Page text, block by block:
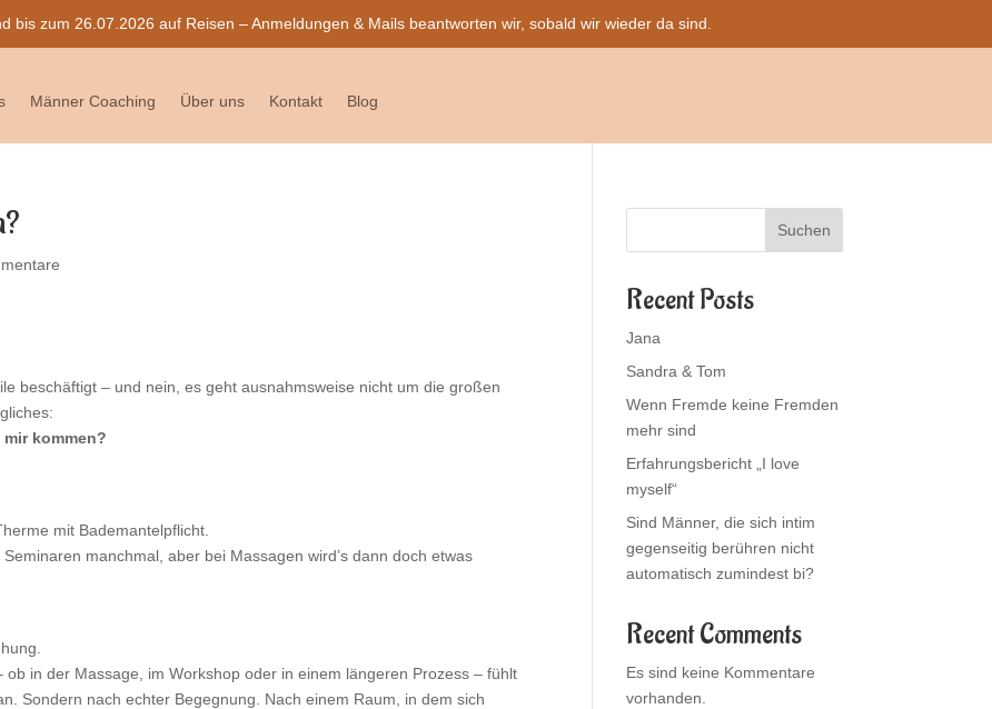
bis zum 26.07.2026 auf Reisen – Anmeldungen & Mails beantworten wir, sobald wir wieder da sind.
Männer Coaching Über uns Kontakt Blog
beschäftigt – und nein, es geht ausnahmsweise nicht um die großen
kommen?
mit Bademantelpflicht.
manchmal, aber bei Massagen wird’s dann doch etwas
in der Massage, im Workshop oder in einem längeren Prozess – fühlt
Sondern nach echter Begegnung. Nach einem Raum, in dem sich
Suchen
Recent Posts
Jana
Sandra & Tom
Wenn Fremde keine Fremden
mehr sind
Erfahrungsbericht „I love
myself“
Sind Männer, die sich intim
gegenseitig berühren nicht
automatisch zumindest bi?
Recent Comments
Es sind keine Kommentare
vorhanden.